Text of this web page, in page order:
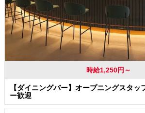
時給1,250円～
【ダイニングバー】オープニングスタッ
ー歓迎